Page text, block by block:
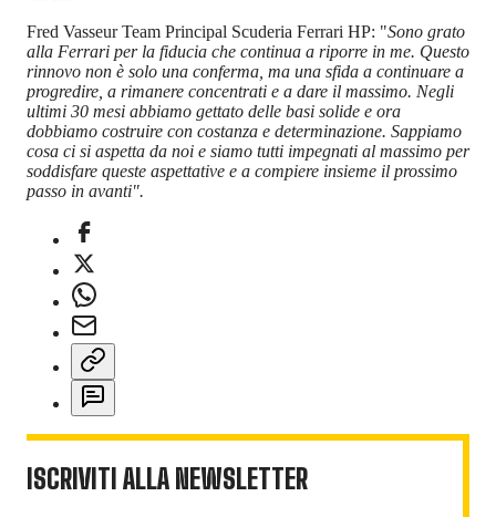
Fred Vasseur Team Principal Scuderia Ferrari HP: "Sono grato
alla Ferrari per la fiducia che continua a riporre in me. Questo
rinnovo non è solo una conferma, ma una sfida a continuare a
progredire, a rimanere concentrati e a dare il massimo. Negli
ultimi 30 mesi abbiamo gettato delle basi solide e ora
dobbiamo costruire con costanza e determinazione. Sappiamo
cosa ci si aspetta da noi e siamo tutti impegnati al massimo per
soddisfare queste aspettative e a compiere insieme il prossimo
passo in avanti".
ISCRIVITI ALLA NEWSLETTER